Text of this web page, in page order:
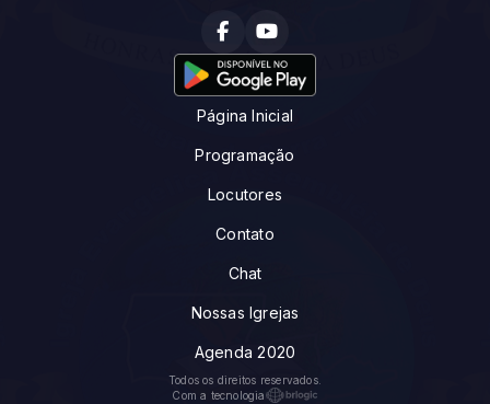
Página Inicial
Programação
Locutores
Contato
Chat
Nossas Igrejas
Agenda 2020
Todos os direitos reservados.
Com a tecnologia